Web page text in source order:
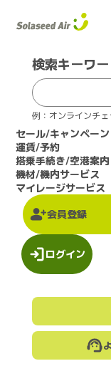
検索キーワ
例：オンラインチ
セール/キャンペーン
運賃/予約
搭乗手続き/空港案内
機材/機内サービス
マイレージサービス
会員登録
ログイン